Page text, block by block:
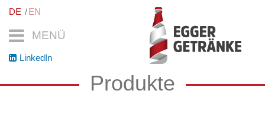
MENÜ
DE EN
LinkedIn
Produkte